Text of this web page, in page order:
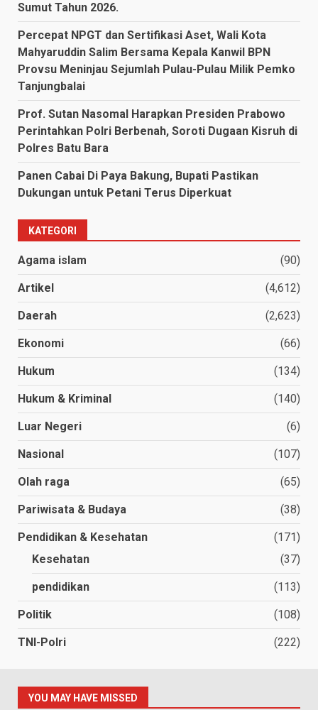
Sumut Tahun 2026.
Percepat NPGT dan Sertifikasi Aset, Wali Kota
Mahyaruddin Salim Bersama Kepala Kanwil BPN
Provsu Meninjau Sejumlah Pulau-Pulau Milik Pemko
Tanjungbalai
Prof. Sutan Nasomal Harapkan Presiden Prabowo
Perintahkan Polri Berbenah, Soroti Dugaan Kisruh di
Polres Batu Bara
Panen Cabai Di Paya Bakung, Bupati Pastikan
Dukungan untuk Petani Terus Diperkuat
KATEGORI
Agama islam (90)
Artikel (4,612)
Daerah (2,623)
Ekonomi (66)
Hukum (134)
Hukum & Kriminal (140)
Luar Negeri (6)
Nasional (107)
Olah raga (65)
Pariwisata & Budaya (38)
Pendidikan & Kesehatan
(171)
Kesehatan
(37)
pendidikan (113)
Politik (108)
TNI-Polri (222)
YOU MAY HAVE MISSED